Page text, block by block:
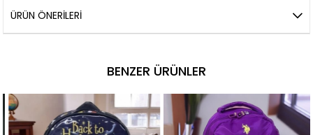
ÜRÜN ÖNERILERI
BENZER ÜRÜNLER